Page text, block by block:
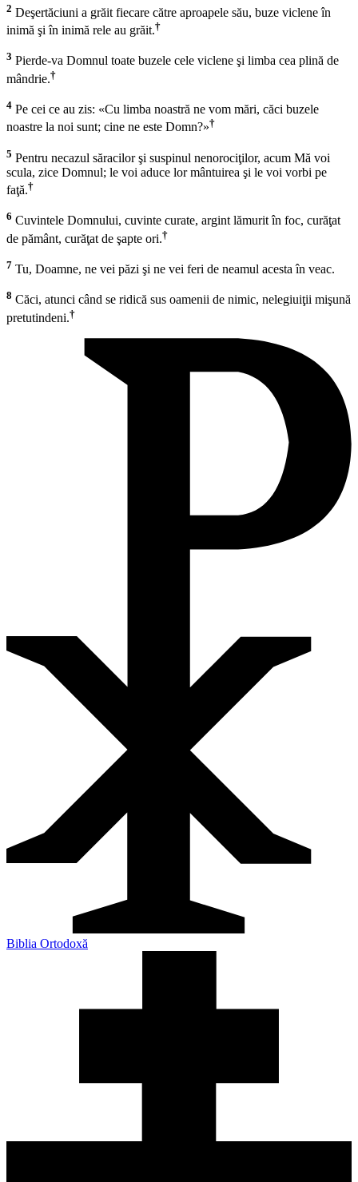
2 Deşertăciuni a grăit fiecare către aproapele său, buze viclene în
inimă şi în inimă rele au grăit.†
3 Pierde-va Domnul toate buzele cele viclene şi limba cea plină de
mândrie.†
4 Pe cei ce au zis: «Cu limba noastră ne vom mări, căci buzele
noastre la noi sunt; cine ne este Domn?»†
5 Pentru necazul săracilor şi suspinul nenorociţilor, acum Mă voi
scula, zice Domnul; le voi aduce lor mântuirea şi le voi vorbi pe
faţă.†
6 Cuvintele Domnului, cuvinte curate, argint lămurit în foc, curăţat
de pământ, curăţat de şapte ori.†
7 Tu, Doamne, ne vei păzi şi ne vei feri de neamul acesta în veac.
8 Căci, atunci când se ridică sus oamenii de nimic, nelegiuiţii mişună
pretutindeni.†
Biblia Ortodoxă